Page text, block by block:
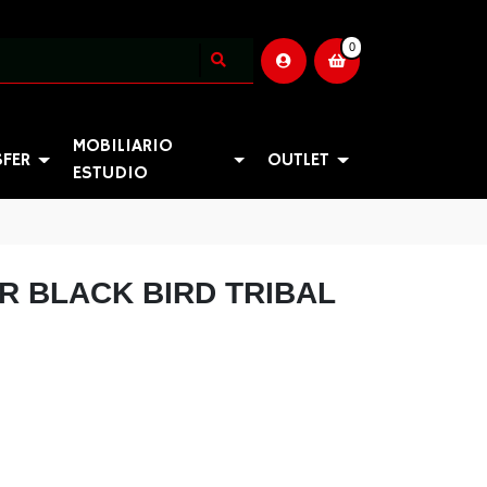
0
MOBILIARIO
ESTUDIO
OUTLET
BLACK BIRD TRIBAL